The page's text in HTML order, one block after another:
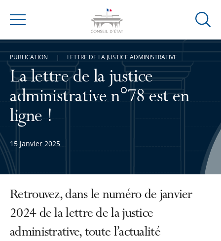
Menu
Ouvrir
de
La lettre de la justice
administrative n°78 est en
ligne !
15 janvier 2025
PUBLICATION LETTRE DE LA JUSTICE ADMINISTRATIVE
Retrouvez, dans le numéro de janvier
2024 de la lettre de la justice
administrative, toute l’actualité